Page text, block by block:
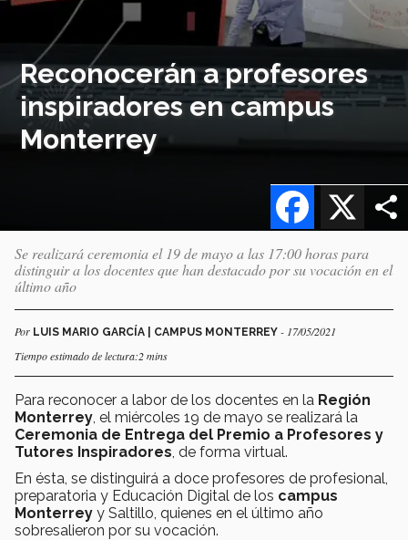
Reconocerán a profesores
inspiradores en campus
Monterrey
X
Facebook
Se realizará ceremonia el 19 de mayo a las 17:00 horas para
distinguir a los docentes que han destacado por su vocación en el
último año
Por LUIS MARIO GARCÍA | CAMPUS MONTERREY - 17/05/2021
Tiempo estimado de lectura:2 mins
Para reconocer a labor de los docentes en la Región
Monterrey , el miércoles 19 de mayo se realizará la
Ceremonia de Entrega del Premio a Profesores y
Tutores Inspiradores , de forma virtual.
En ésta, se distinguirá a doce profesores de profesional,
preparatoria y Educación Digital de los campus
Monterrey y Saltillo, quienes en el último año
sobresalieron por su vocación.